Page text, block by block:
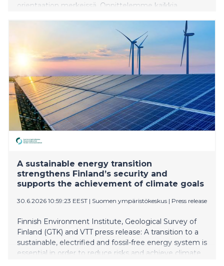
orientaation merkeissä. Onnittelemme kaikkia
A sustainable energy transition
strengthens Finland’s security and
supports the achievement of climate goals
30.6.2026 10:59:23 EEST | Suomen ympäristökeskus | Press release
Finnish Environment Institute, Geological Survey of
Finland (GTK) and VTT press release: A transition to a
sustainable, electrified and fossil-free energy system is
essential in order to reduce risks and achieve climate